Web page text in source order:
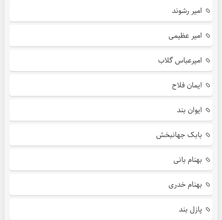
امیر رشوند
امیر عظیمی
امیرعباس گلاب
ایمان فلاح
ایوان بند
بابک جهانبخش
بهنام بانی
بهنام خدری
پازل بند